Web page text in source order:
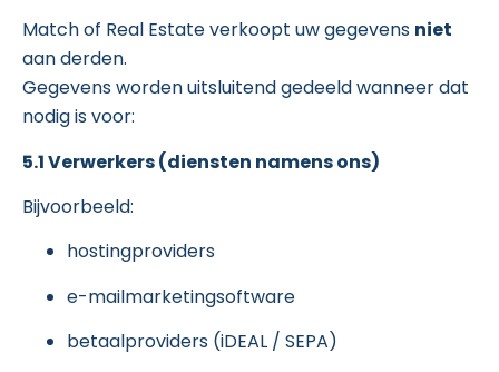
Match of Real Estate verkoopt uw gegevens niet
aan derden.
Gegevens worden uitsluitend gedeeld wanneer dat
nodig is voor:
5.1 Verwerkers (diensten namens ons)
Bijvoorbeeld:
hostingproviders
e-mailmarketingsoftware
betaalproviders (iDEAL / SEPA)